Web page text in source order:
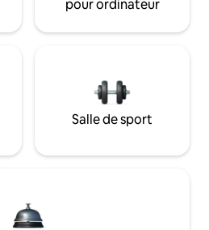
pour ordinateur
Salle de sport